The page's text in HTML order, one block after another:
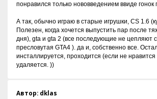
понравился только нововведением ввиде гонок
А так, обычно играю в старые игрушки, CS 1.6
Полезен, когда хочется выпустить пар после
дня), gta и gta 2 (все последующие не цепляют
пресловутая GTA4 ). да и, собственно все.
инсталлируется, проходится (если не
удаляется. ))
Автор: dklas